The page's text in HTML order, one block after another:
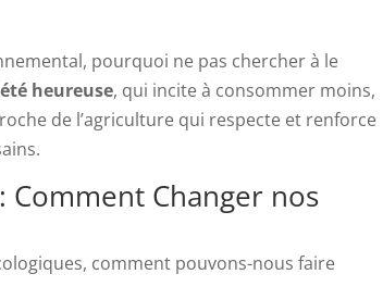
pourquoi ne pas chercher à le
heureuse, qui incite à consommer moins,
de l’agriculture qui respecte et renforce
Comment Changer nos
comment pouvons-nous faire